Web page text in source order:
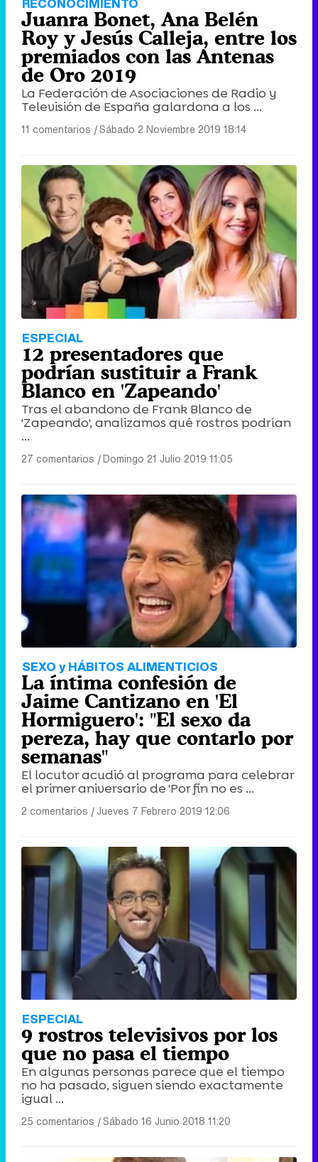
Juanra Bonet, Ana Belén
Roy y Jesús Calleja, entre los
premiados con las Antenas
de Oro 2019
La Federación de Asociaciones de Radio y
Televisión de España galardona a los ...
11 comentarios |Sábado 2 Noviembre 2019 18:14
ESPECIAL
12 presentadores que
podrían sustituir a Frank
Blanco en 'Zapeando'
Tras el abandono de Frank Blanco de
'Zapeando', analizamos qué rostros podrían
...
27 comentarios |Domingo 21 Julio 2019 11:05
SEXO y HÁBITOS ALIMENTICIOS
La íntima confesión de
Jaime Cantizano en 'El
Hormiguero': "El sexo da
pereza, hay que contarlo por
semanas"
El locutor acudió al programa para celebrar
el primer aniversario de 'Por fin no es ...
2 comentarios |Jueves 7 Febrero 2019 12:06
ESPECIAL
9 rostros televisivos por los
que no pasa el tiempo
En algunas personas parece que el tiempo
no ha pasado, siguen siendo exactamente
igual ...
25 comentarios |Sábado 16 Junio 2018 11:20